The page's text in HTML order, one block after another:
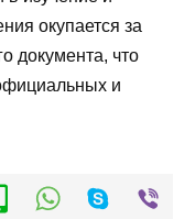
окупается за
документа, что
и